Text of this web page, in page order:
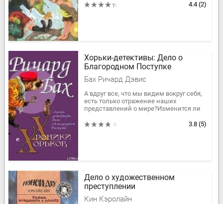
4.4 (2)
Хорьки-детективы: Дело о
Благородном Поступке
Бах Ричард Дэвис
А вдруг все, что мы видим вокруг себя,
есть только отражение наших
представлений о мире?Изменится ли
по-другому?Ричард Бах принял...
3.8 (5)
Дело о художественном
преступлении
Кин Кэролайн